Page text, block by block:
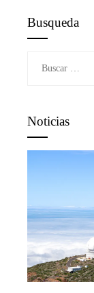
Busqueda
Noticias